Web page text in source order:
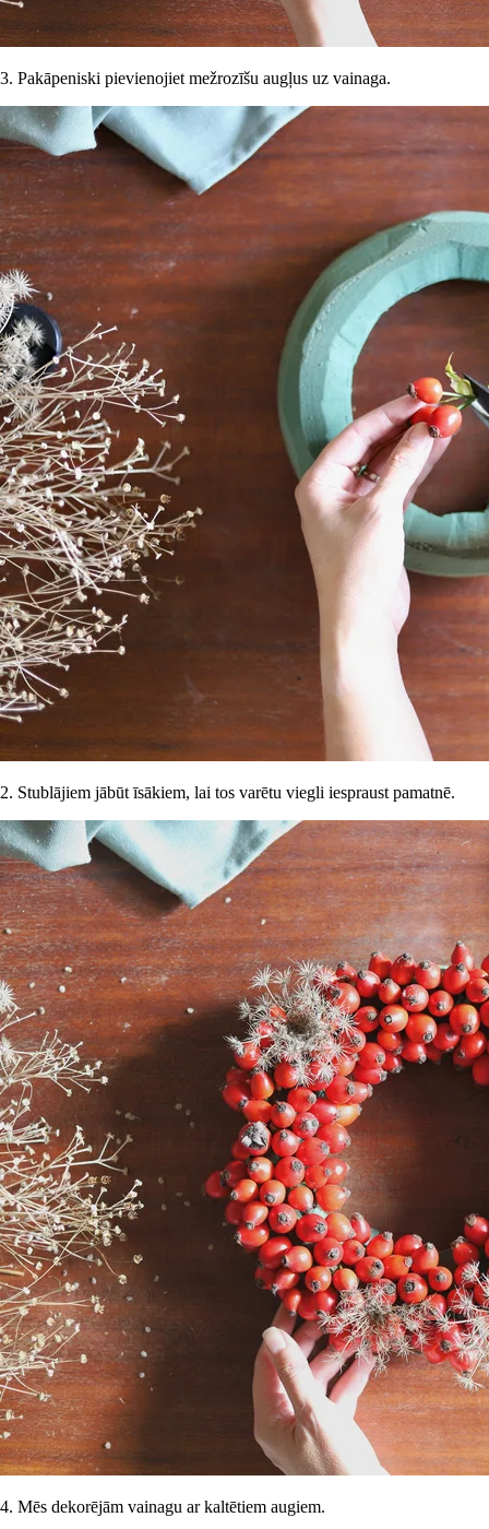
3. Pakāpeniski pievienojiet mežrozīšu augļus uz vainaga.
2. Stublājiem jābūt īsākiem, lai tos varētu viegli iespraust pamatnē.
4. Mēs dekorējām vainagu ar kaltētiem augiem.